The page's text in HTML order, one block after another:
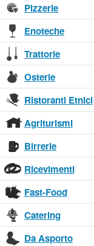
Pizzerie
Enoteche
Trattorie
Osterie
Ristoranti Etnici
Agriturismi
Birrerie
Ricevimenti
Fast-Food
Catering
Da Asporto